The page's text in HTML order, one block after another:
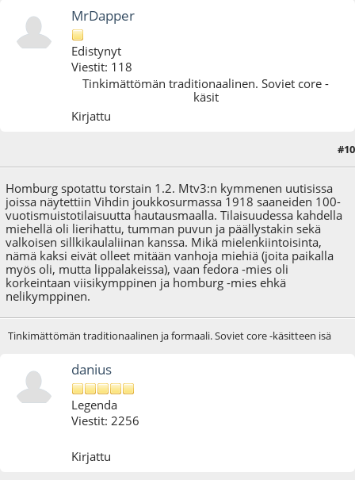
MrDapper
Edistynyt
Viestit: 118
Tinkimättömän traditionaalinen. Soviet core -
käsit
Kirjattu
#10
Homburg spotattu torstain 1.2. Mtv3:n kymmenen uutisissa
joissa näytettiin Vihdin joukkosurmassa 1918 saaneiden 100-
vuotismuistotilaisuutta hautausmaalla. Tilaisuudessa kahdella
miehellä oli lierihattu, tumman puvun ja päällystakin sekä
valkoisen sillkikaulaliinan kanssa. Mikä mielenkiintoisinta,
nämä kaksi eivät olleet mitään vanhoja miehiä (joita paikalla
myös oli, mutta lippalakeissa), vaan fedora -mies oli
korkeintaan viisikymppinen ja homburg -mies ehkä
nelikymppinen.
Tinkimättömän traditionaalinen ja formaali. Soviet core -käsitteen isä
danius
Legenda
Viestit: 2256
Kirjattu